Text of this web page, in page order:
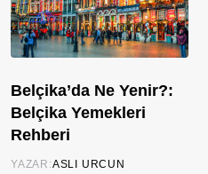
Belçika’da Ne Yenir?:
Belçika Yemekleri
Rehberi
YAZAR:ASLI URCUN